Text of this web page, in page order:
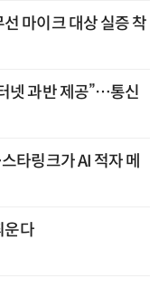
마이크 대상 실증 착
넷 과반 제공”…통신
타링크가 AI 적자 메
운다